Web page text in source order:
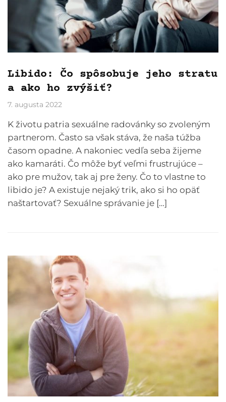
Libido: Čo spôsobuje jeho stratu
a ako ho zvýšiť?
7. augusta 2022
K životu patria sexuálne radovánky so zvoleným
partnerom. Často sa však stáva, že naša túžba
časom opadne. A nakoniec vedľa seba žijeme
ako kamaráti. Čo môže byť veľmi frustrujúce –
ako pre mužov, tak aj pre ženy. Čo to vlastne to
libido je? A existuje nejaký trik, ako si ho opäť
naštartovať? Sexuálne správanie je […]